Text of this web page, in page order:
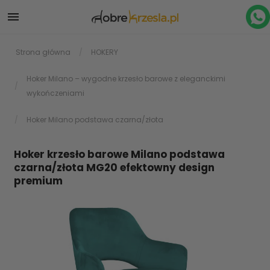

Strona główna HOKERY
Hoker Milano – wygodne krzesło barowe z eleganckimi
wykończeniami
Hoker Milano podstawa czarna/złota
Hoker krzesło barowe Milano podstawa
czarna/złota MG20 efektowny design
premium